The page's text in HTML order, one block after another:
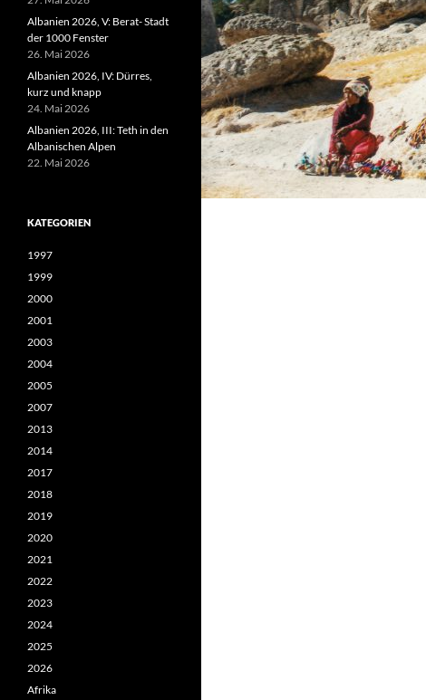
Albanien 2026, V: Berat- Stadt
der 1000 Fenster
26. Mai 2026
Albanien 2026, IV: Dürres,
kurz und knapp
24. Mai 2026
Albanien 2026, III: Teth in den
Albanischen Alpen
22. Mai 2026
KATEGORIEN
1997
1999
2000
2001
2003
2004
2005
2007
2013
2014
2017
2018
2019
2020
2021
2022
2023
2024
2025
2026
Afrika